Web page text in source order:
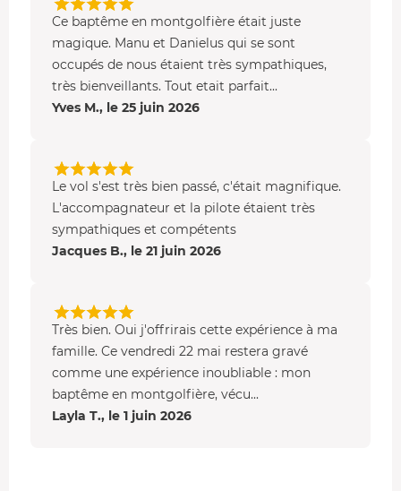
Ce baptême en montgolfière était juste
magique. Manu et Danielus qui se sont
occupés de nous étaient très sympathiques,
très bienveillants. Tout etait parfait...
Yves M., le 25 juin 2026
Le vol s'est très bien passé, c'était magnifique.
L'accompagnateur et la pilote étaient très
sympathiques et compétents
Jacques B., le 21 juin 2026
Très bien. Oui j'offrirais cette expérience à ma
famille. Ce vendredi 22 mai restera gravé
comme une expérience inoubliable : mon
baptême en montgolfière, vécu...
Layla T., le 1 juin 2026